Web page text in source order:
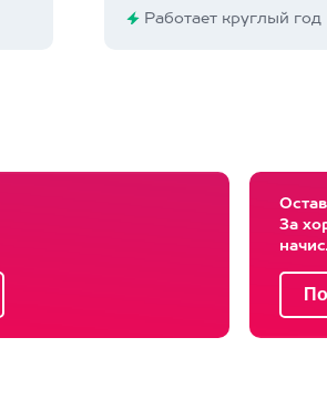
Работает круглый год
За